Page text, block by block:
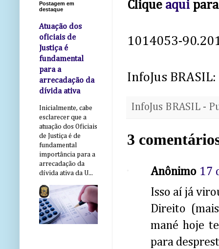
Clique aqui
1014053-
InfoJus
InfoJus BRASIL -
3
Anônimo 17
Isso aí já
Direito
mané hoje
para
Postagem em
destaque
Atuação dos
oficiais de
Justiça é
fundamental
para a
arrecadação da
dívida ativa
Inicialmente, cabe
esclarecer que a
atuação dos Oficiais
de Justiça é de
fundamental
importância para a
arrecadação da
dívida ativa da U...